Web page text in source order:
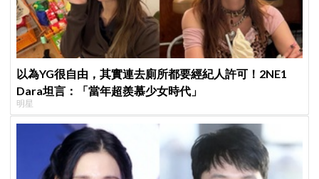
以為YG很自由，其實連去廁所都要經紀人許可！2NE1
Dara坦言：「當年超羨慕少女時代」
明星